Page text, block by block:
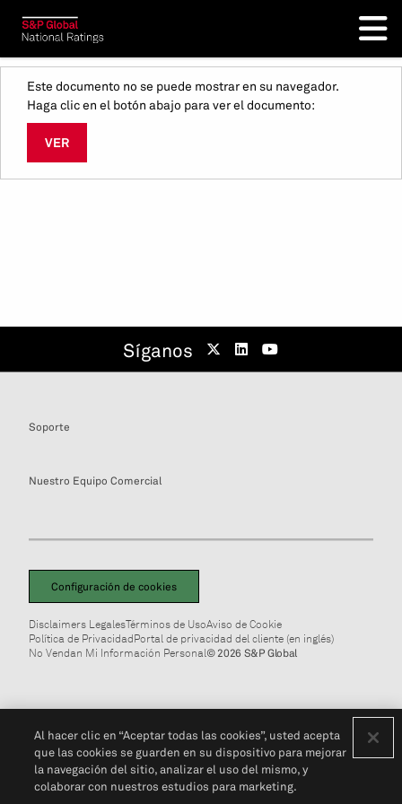
Este documento no se puede mostrar en su navegador.
Haga clic en el botón abajo para ver el documento:
VER
Síganos
Soporte
Nuestro Equipo Comercial
Configuración de cookies
Disclaimers LegalesTérminos de UsoAviso de Cookie
Política de PrivacidadPortal de privacidad del cliente (en inglés)
No Vendan Mi Información Personal© 2026 S&P Global
Al hacer clic en “Aceptar todas las cookies”, usted acepta
que las cookies se guarden en su dispositivo para mejorar
la navegación del sitio, analizar el uso del mismo, y
colaborar con nuestros estudios para marketing.